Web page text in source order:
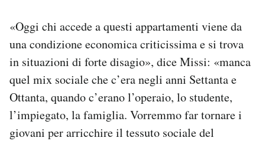
«Oggi chi accede a questi appartamenti viene da
una condizione economica criticissima e si trova
in situazioni di forte disagio», dice Missi: «manca
quel mix sociale che c’era negli anni Settanta e
Ottanta, quando c’erano l’operaio, lo studente,
l’impiegato, la famiglia. Vorremmo far tornare i
giovani per arricchire il tessuto sociale del